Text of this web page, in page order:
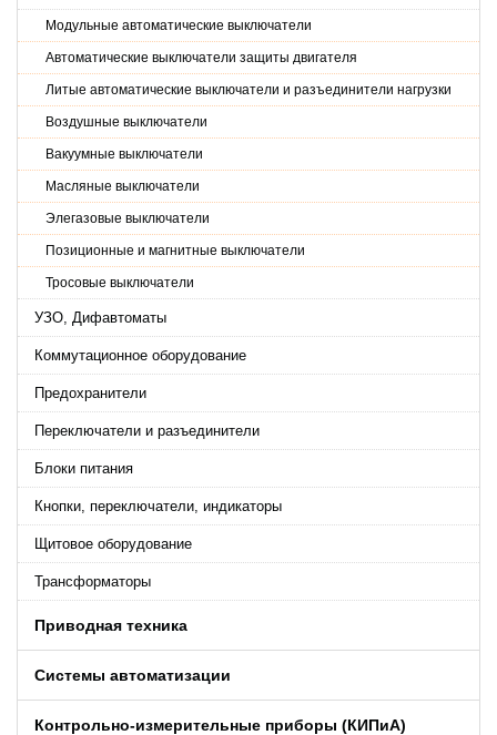
Модульные автоматические выключатели
Автоматические выключатели защиты двигателя
Литые автоматические выключатели и разъединители нагрузки
Воздушные выключатели
Вакуумные выключатели
Масляные выключатели
Элегазовые выключатели
Позиционные и магнитные выключатели
Тросовые выключатели
УЗО, Дифавтоматы
Коммутационное оборудование
Предохранители
Переключатели и разъединители
Блоки питания
Кнопки, переключатели, индикаторы
Щитовое оборудование
Трансформаторы
Приводная техника
Системы автоматизации
Контрольно-измерительные приборы (КИПиA)